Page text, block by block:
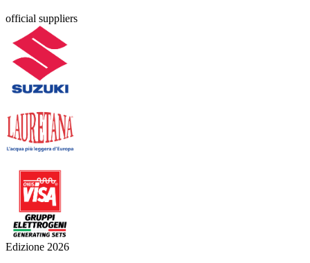
official suppliers
Edizione 2026